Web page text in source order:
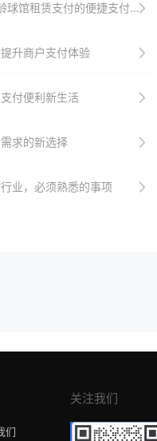
馆租赁支付的便捷支付方式
升商户支付体验
付便利新生活
求的新选择
业，必须熟悉的事项
们
关注我们